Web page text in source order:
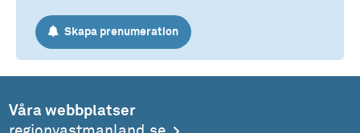
Skapa prenumeration
Våra webbplatser